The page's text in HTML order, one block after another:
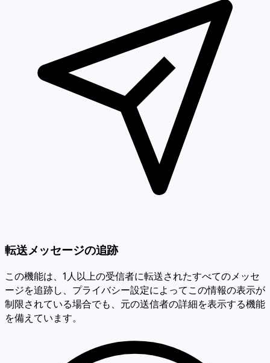
転送メッセージの追跡
この機能は、1人以上の受信者に転送されたすべてのメッセ
ージを追跡し、プライバシー設定によってこの情報の表示が
制限されている場合でも、元の送信者の詳細を表示する機能
を備えています。